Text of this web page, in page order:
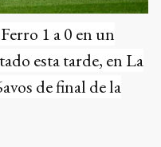
1 a 0 en un
esta tarde, en La
de final de la